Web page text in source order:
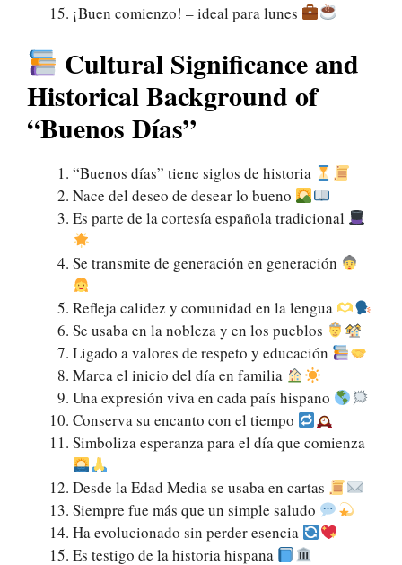
¡Buen comienzo! – ideal para lunes
Cultural Significance and
Historical Background of
“Buenos Días”
“Buenos días” tiene siglos de historia
Nace del deseo de desear lo bueno
Es parte de la cortesía española tradicional
Se transmite de generación en generación
Refleja calidez y comunidad en la lengua
Se usaba en la nobleza y en los pueblos
Ligado a valores de respeto y educación
Marca el inicio del día en familia
Una expresión viva en cada país hispano
Conserva su encanto con el tiempo
Simboliza esperanza para el día que comienza
Desde la Edad Media se usaba en cartas
Siempre fue más que un simple saludo
Ha evolucionado sin perder esencia
Es testigo de la historia hispana